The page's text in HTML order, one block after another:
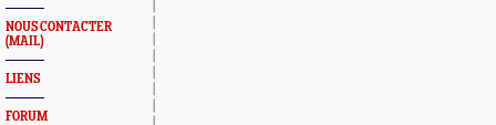
NOUS CONTACTER
(MAIL)
LIENS
FORUM